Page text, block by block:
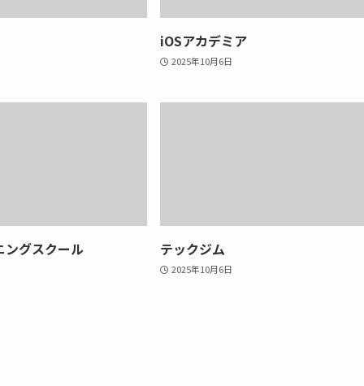
iOSアカデミア
2025年10月6日
ングスクール テックジム
2025年10月6日